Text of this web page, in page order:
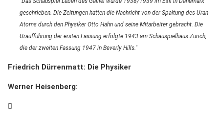
geschrieben. Die Zeitungen hatten die Nachricht von der Spaltung des Uran-
Atoms durch den Physiker Otto Hahn und seine Mitarbeiter gebracht. Die
Uraufführung der ersten Fassung erfolgte 1943 am Schauspielhaus Zürich,
die der zweiten Fassung 1947 in Beverly Hills."
Friedrich Dürrenmatt: Die Physiker
Werner Heisenberg: